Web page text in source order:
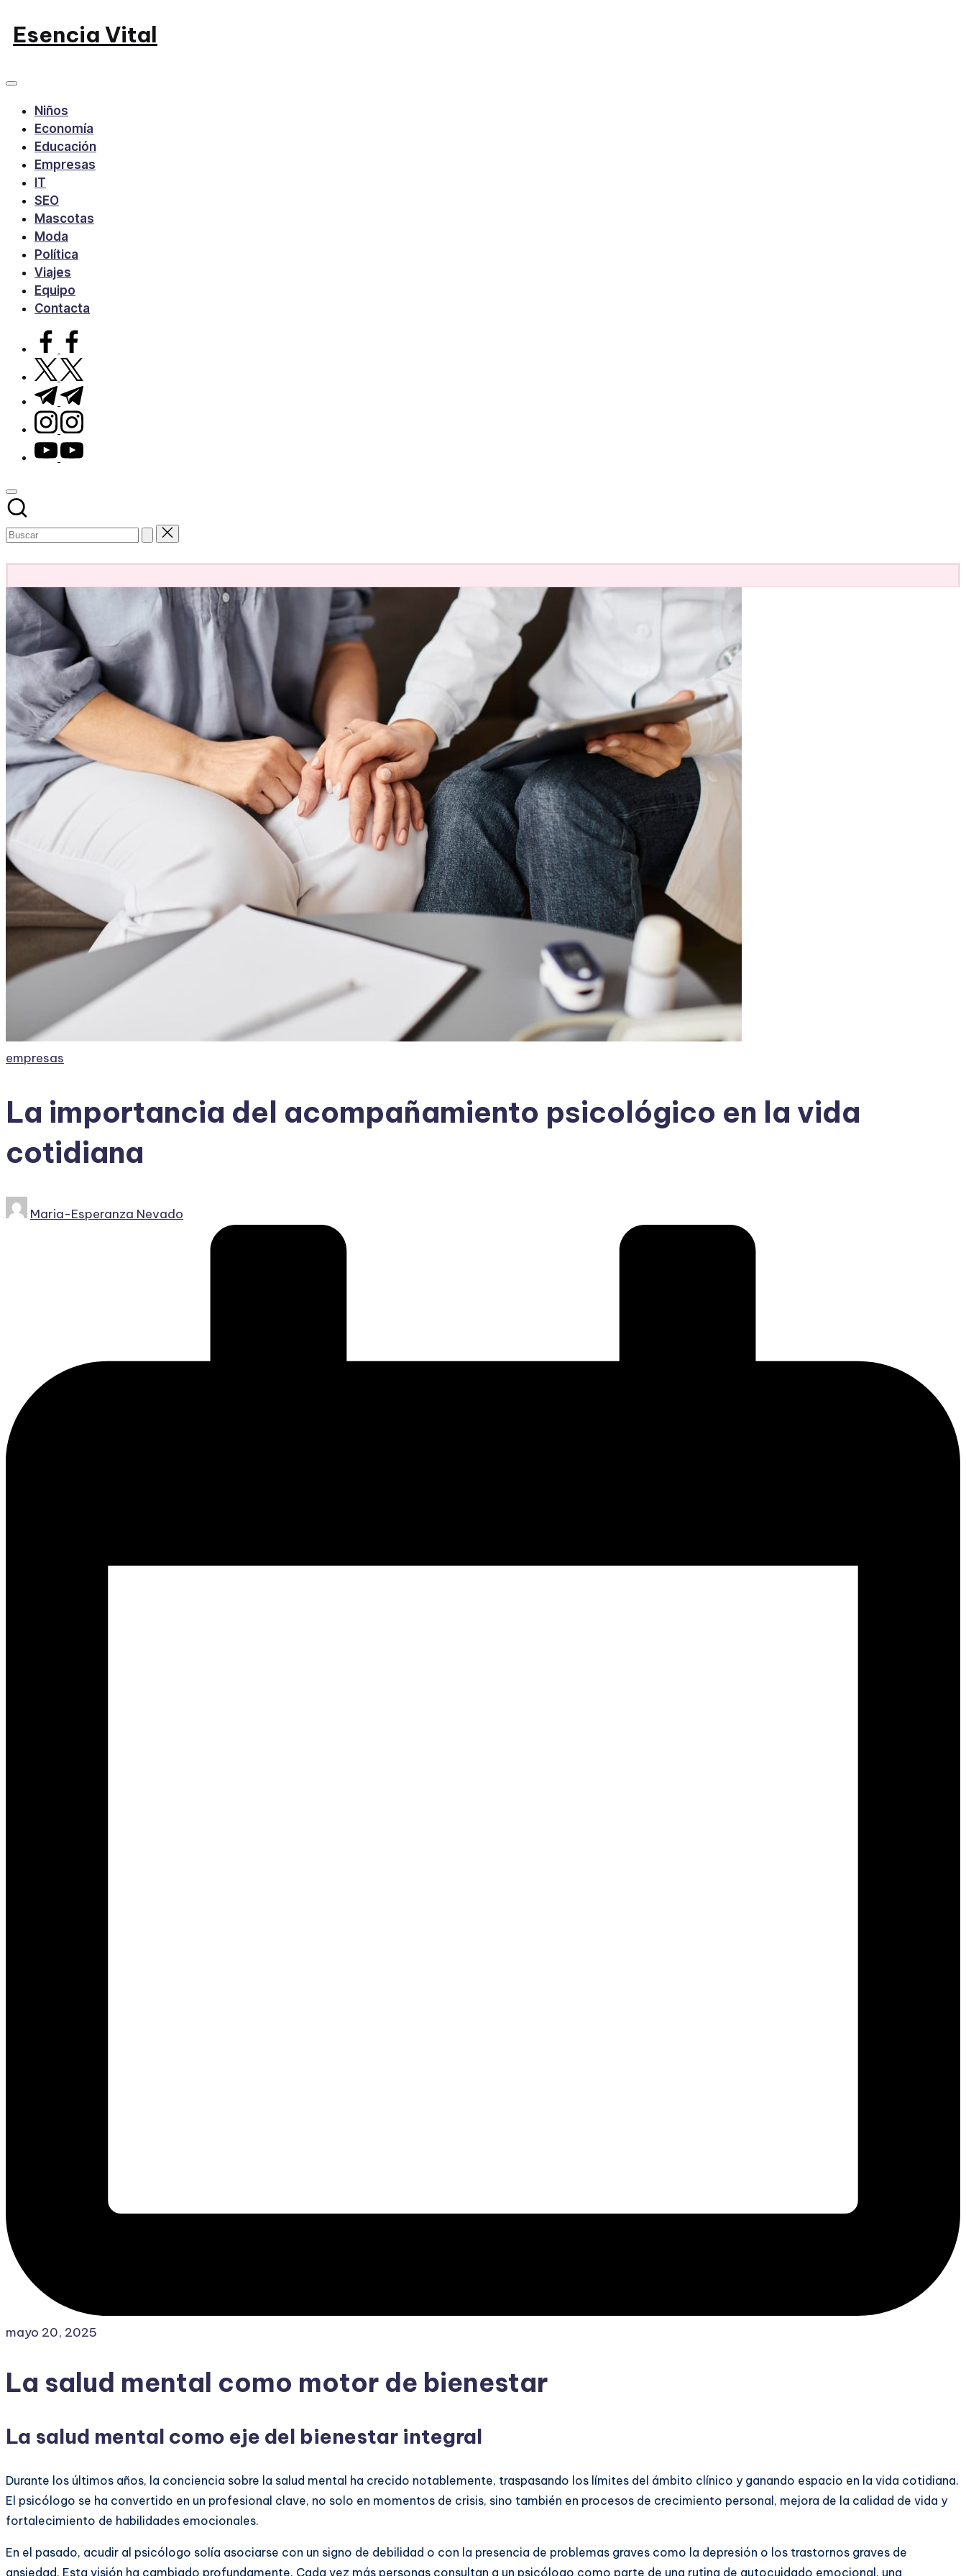
Saltar
al
Esencia Vital
Niños
Economía
Educación
Empresas
IT
SEO
Mascotas
Moda
Política
Viajes
Equipo
Contacta
facebook.com
twitter.com
t.me
instagram.com
youtube.com
Publicado
empresas
La importancia del acompañamiento psicológico en la vida
cotidiana
Publicado
Maria-Esperanza Nevado
mayo 20, 2025
La salud mental como motor de bienestar
La salud mental como eje del bienestar integral
Durante los últimos años, la conciencia sobre la salud mental ha crecido notablemente, traspasando los límites del ámbito clínico y ganando espacio en la vida cotidiana.
El psicólogo se ha convertido en un profesional clave, no solo en momentos de crisis, sino también en procesos de crecimiento personal, mejora de la calidad de vida y
fortalecimiento de habilidades emocionales.
En el pasado, acudir al psicólogo solía asociarse con un signo de debilidad o con la presencia de problemas graves como la depresión o los trastornos graves de
ansiedad. Esta visión ha cambiado profundamente. Cada vez más personas consultan a un psicólogo como parte de una rutina de autocuidado emocional, una